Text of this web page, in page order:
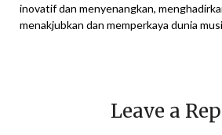
inovatif dan menyenangkan,
menakjubkan dan memperkaya dunia
Leave a